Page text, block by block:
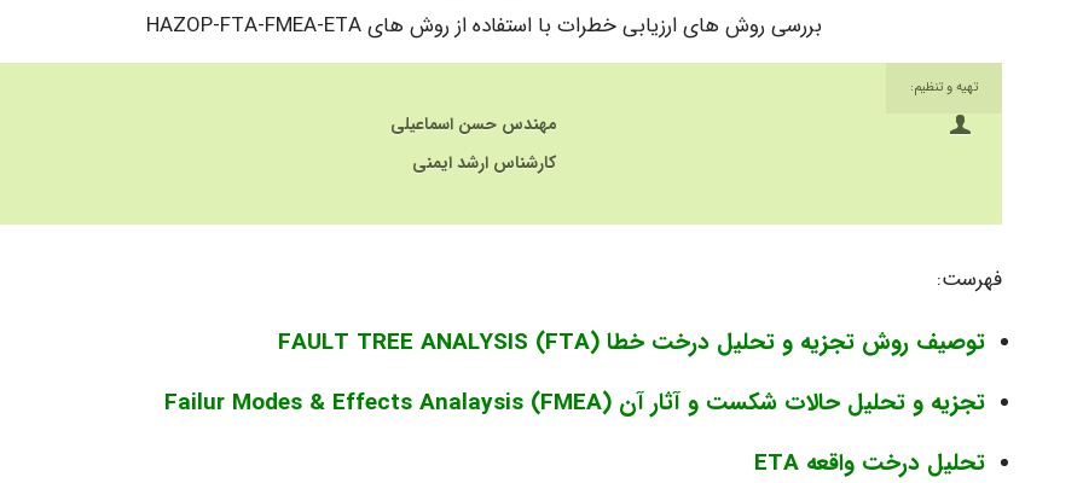
بررسی روش های ارزیابی خطرات با استفاده از روش های HAZOP-FTA-FMEA-ETA
تهیه و تنظیم:
مهندس حسن اسماعیلی
کارشناس ارشد ایمنی
فهرست:
توصیف روش تجزیه و تحلیل درخت خطا (FAULT TREE ANALYSIS (FTA
تجزیه و تحلیل حالات شکست و آثار آن (Failur Modes & Effects Analaysis (FMEA
تحلیل درخت واقعه ETA